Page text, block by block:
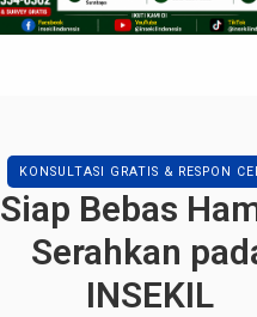
KONSULTASI GRATIS & RESPON
Siap Bebas
Serahkan
INSEKIL